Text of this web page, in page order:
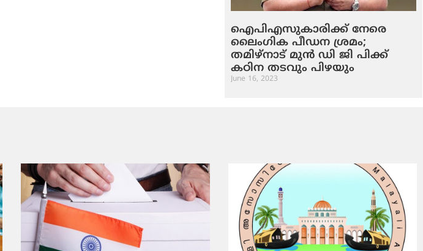
ഐപിഎസുകാരിക്ക് നേരെ
ലൈംഗിക പീഡന ശ്രമം;
തമിഴ്നാട് മുന്‍ ഡി ജി പിക്ക്
കഠിന തടവും പിഴയും
June 16, 2023